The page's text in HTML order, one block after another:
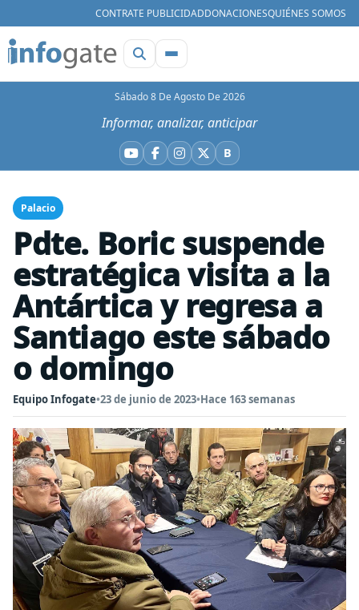
CONTRATE PUBLICIDADDONACIONESQUIÉNES SOMOS
Sábado 8 De Agosto De 2026
Informar, analizar, anticipar
YouTube
Facebook
Instagram
X BBluesky
Palacio
Pdte. Boric suspende
estratégica visita a la
Antártica y regresa a
Santiago este sábado
o domingo
Equipo Infogate•23 de junio de 2023•Hace 163 semanas